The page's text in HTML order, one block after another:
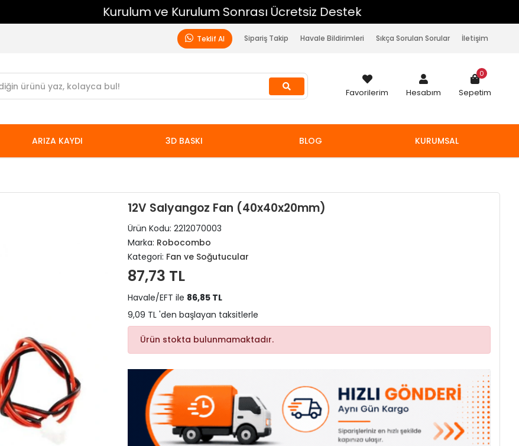
Kurulum ve Kurulum Sonrası Ücretsiz Destek
Teklif Al Sipariş Takip Havale Bildirimleri Sıkça Sorulan Sorular İletişim
Favorilerim Hesabım Sepetim
0
ARIZA KAYDI 3D BASKI BLOG KURUMSAL
12V Salyangoz Fan (40x40x20mm)
Ürün Kodu: 2212070003
Marka: Robocombo
Kategori: Fan ve Soğutucular
87,73 TL
Havale/EFT ile 86,85 TL
9,09 TL 'den başlayan taksitlerle
Ürün stokta bulunmamaktadır.